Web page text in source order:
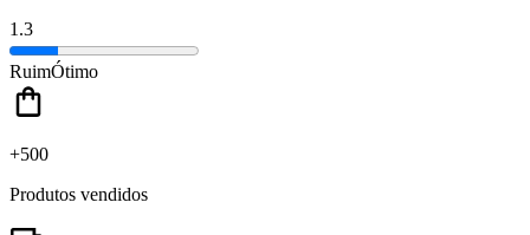
1.3
RuimÓtimo
+500
Produtos vendidos